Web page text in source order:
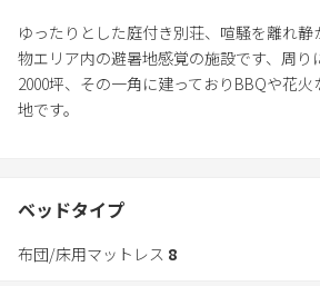
森の中の木陰のサンテラスは夏は涼しく
かいです。
吹き抜けの建物で２階ロフトからリビン
ッキやサンテラスを眺められ、子供さん達
ます、ご利用下さい。
ゆったりとした庭付き別荘、喧騒を離れ
物エリア内の避暑地感覚の施設です、周り
2000坪、その一角に建っておりBBQや花
地です。
ベッドタイプ
布団/床用マットレス 8